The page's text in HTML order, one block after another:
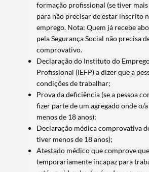
formação profissional (se tiver mais
para não precisar de estar inscrito
emprego. Nota: Quem já recebe
pela Segurança Social não precisa
comprovativo.
Declaração do Instituto do
Profissional (IEFP) a dizer que a
condições de trabalhar;
Prova da deficiência (se a pessoa
fizer parte de um agregado onde o/
menos de 18 anos);
Declaração médica comprovativa
tiver menos de 18 anos);
Atestado médico que comprove
temporariamente incapaz para